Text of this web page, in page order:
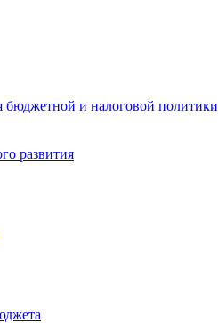
бюджетной и налоговой политики
развития